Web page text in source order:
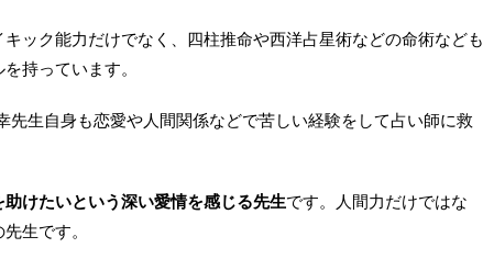
ック能力だけでなく、四柱推命や西洋占星術などの命術なども
持っています。
先生自身も恋愛や人間関係などで苦しい経験をして占い師に救
助けたいという深い愛情を感じる先生です。人間力だけではな
生です。